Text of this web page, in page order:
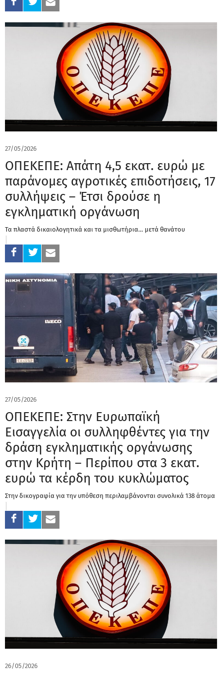
27/05/2026
ΟΠΕΚΕΠΕ: Απάτη 4,5 εκατ. ευρώ με
παράνομες αγροτικές επιδοτήσεις, 17
συλλήψεις – Έτσι δρούσε η
εγκληματική οργάνωση
Τα πλαστά δικαιολογητικά και τα μισθωτήρια… μετά θανάτου
27/05/2026
ΟΠΕΚΕΠΕ: Στην Ευρωπαϊκή
Εισαγγελία οι συλληφθέντες για την
δράση εγκληματικής οργάνωσης
στην Κρήτη – Περίπου στα 3 εκατ.
ευρώ τα κέρδη του κυκλώματος
Στην δικογραφία για την υπόθεση περιλαμβάνονται συνολικά 138 άτομα
26/05/2026